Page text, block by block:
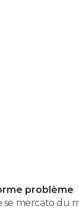
problème
se mercato du